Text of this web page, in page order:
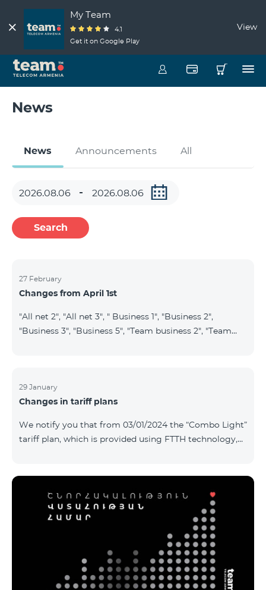
My Team
4.1
Get it on Google Play
View
News
News Announcements All
Search
27 February
Changes from April 1st
"All net 2", "All net 3", " Business 1", "Business 2",
"Business 3", "Business 5", "Team business 2", "Team
"Business Active", "Exclusive Business", "Best partner",
"Leader", "Leader S", "Yandex Economy", "Yandex
operate starting from 01.04.2024. Existing subscribers
of the m
29 January
Changes in tariff plans
We notify you that from 03/01/2024 the “Combo Light”
tariff plan, which is provided using FTTH technology,
contact the service center.